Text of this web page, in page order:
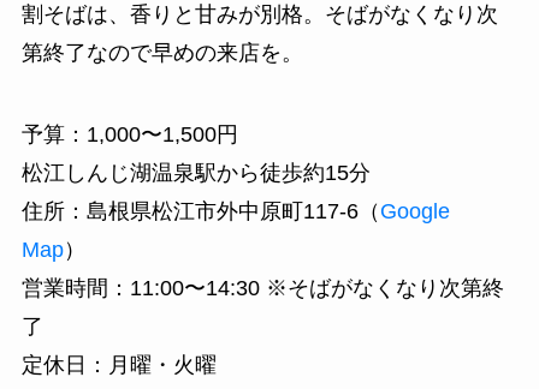
割そばは、香りと甘みが別格。そばがなくなり次
第終了なので早めの来店を。
予算：1,000〜1,500円
松江しんじ湖温泉駅から徒歩約15分
住所：島根県松江市外中原町117-6（ Google
Map）
営業時間：11:00〜14:30 ※そばがなくなり次第終
了
定休日：月曜・火曜